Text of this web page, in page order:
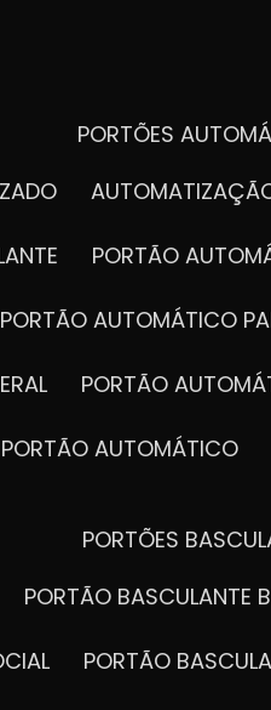
PORTÕES
PORTÃO
PORTÃO AUTOMÁTICO
PORTÃO
PORTÃO AUTOMÁTICO
PORTÕES
PORTÃO BASCULANTE
PORTÃO